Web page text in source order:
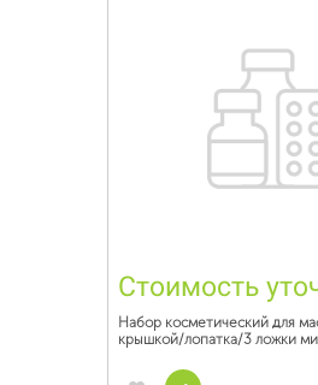
Стоимость
Набор косметический для
крышкой/лопатка/3 ложки